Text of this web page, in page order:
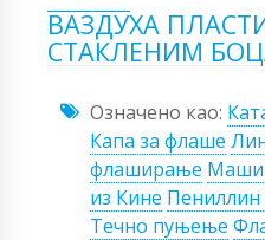
ВАЗДУХА
СТАКЛЕНИМ
Означено као:
Капа за флаше
флаширање
из Кине
Течно пуњење